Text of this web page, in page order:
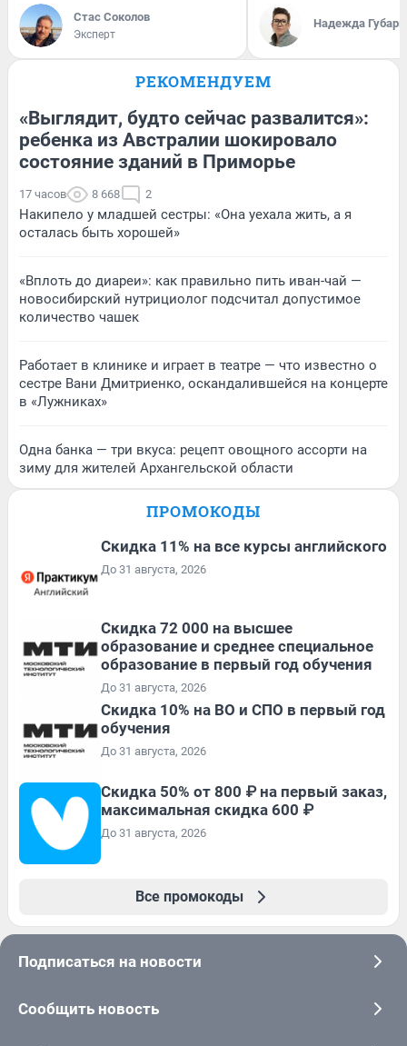
Стас Соколов
Эксперт
Надежда Губарь
РЕКОМЕНДУЕМ
«Выглядит, будто сейчас развалится»:
ребенка из Австралии шокировало
состояние зданий в Приморье
17 часов 8 668 2
Накипело у младшей сестры: «Она уехала жить, а я
осталась быть хорошей»
«Вплоть до диареи»: как правильно пить иван-чай —
новосибирский нутрициолог подсчитал допустимое
количество чашек
Работает в клинике и играет в театре — что известно о
сестре Вани Дмитриенко, оскандалившейся на концерте
в «Лужниках»
Одна банка — три вкуса: рецепт овощного ассорти на
зиму для жителей Архангельской области
ПРОМОКОДЫ
Скидка 11% на все курсы английского
До 31 августа, 2026
Скидка 72 000 на высшее
образование и среднее специальное
образование в первый год обучения
До 31 августа, 2026
Скидка 10% на ВО и СПО в первый год
обучения
До 31 августа, 2026
Скидка 50% от 800 ₽ на первый заказ,
максимальная скидка 600 ₽
До 31 августа, 2026
Все промокоды
Подписаться на новости
Сообщить новость